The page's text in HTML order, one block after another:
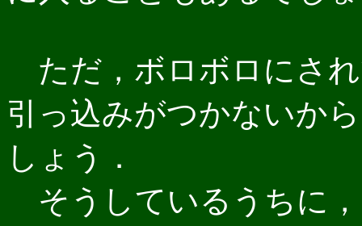
ただ，ボロボロにさ
引っ込みがつかないか
しょう．
そうしているうちに